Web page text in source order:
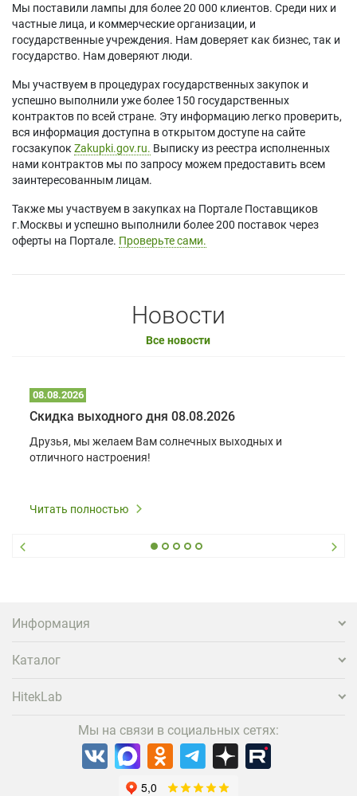
Мы поставили лампы для более 20 000 клиентов. Среди них и
частные лица, и коммерческие организации, и
государственные учреждения. Нам доверяет как бизнес, так и
государство. Нам доверяют люди.
Мы участвуем в процедурах государственных закупок и
успешно выполнили уже более 150 государственных
контрактов по всей стране. Эту информацию легко проверить,
вся информация доступна в открытом доступе на сайте
госзакупок Zakupki.gov.ru. Выписку из реестра исполненных
нами контрактов мы по запросу можем предоставить всем
заинтересованным лицам.
Также мы участвуем в закупках на Портале Поставщиков
г.Москвы и успешно выполнили более 200 поставок через
оферты на Портале. Проверьте сами.
Новости
Все новости
08.08.2026
Скидка выходного дня 08.08.2026
Друзья, мы желаем Вам солнечных выходных и
отличного настроения!
Читать полностью
Информация
Каталог
HitekLab
Мы на связи в социальных сетях: